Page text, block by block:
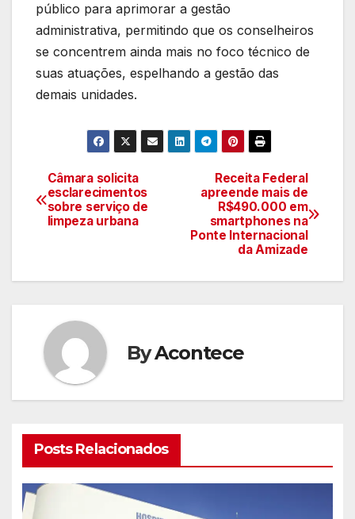
público para aprimorar a gestão
administrativa, permitindo que os conselheiros
se concentrem ainda mais no foco técnico de
suas atuações, espelhando a gestão das
demais unidades.
Navegação
de
Receita Federal
apreende mais de
R$490.000 em
smartphones na
Ponte Internacional
da Amizade
Câmara solicita
esclarecimentos
sobre serviço de
limpeza urbana
ByAcontece
Posts Relacionados